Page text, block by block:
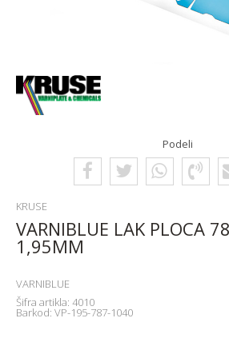
Podeli
KRUSE
VARNIBLUE LAK PLOCA
1,95MM
VARNIBLUE
Šifra artikla: 4010
Barkod: VP-195-787-1040